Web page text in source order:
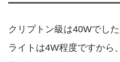
クリプトン級は40Wでし
ライトは4W程度ですから